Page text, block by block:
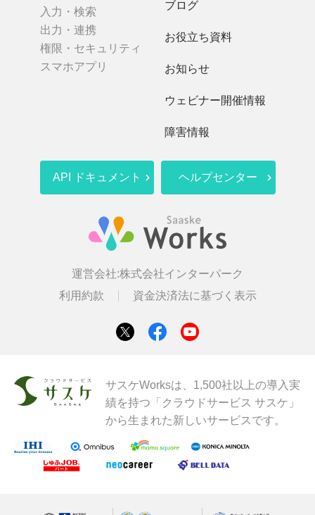
入力・検索
出力・連携
権限・セキュリティ
スマホアプリ
ブログ
お役立ち資料
お知らせ
ウェビナー開催情報
障害情報
API ドキュメント ヘルプセンター
運営会社:株式会社インターパーク
利用約款
資金決済法に基づく表示
サスケWorksは、1,500社以上の導入実
績を持つ「クラウドサービス サスケ」
から生まれた新しいサービスです。